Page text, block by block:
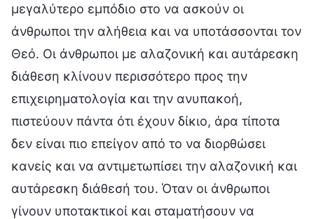
μεγαλύτερο εμπόδιο στο να ασκούν οι
άνθρωποι την αλήθεια και να υποτάσσονται τον
Θεό. Οι άνθρωποι με αλαζονική και αυτάρεσκη
διάθεση κλίνουν περισσότερο προς την
επιχειρηματολογία και την ανυπακοή,
πιστεύουν πάντα ότι έχουν δίκιο, άρα τίποτα
δεν είναι πιο επείγον από το να διορθώσει
κανείς και να αντιμετωπίσει την αλαζονική και
αυτάρεσκη διάθεσή του. Όταν οι άνθρωποι
γίνουν υποτακτικοί και σταματήσουν να